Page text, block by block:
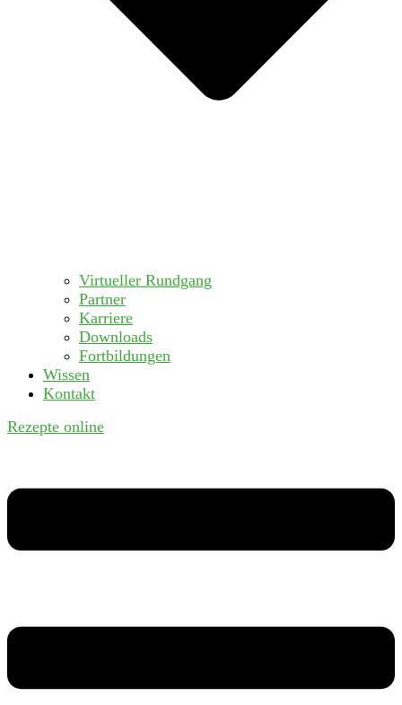
Virtueller Rundgang
Partner
Karriere
Downloads
Fortbildungen
Wissen
Kontakt
Rezepte online